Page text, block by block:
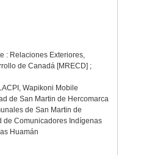
: Relaciones Exteriores,
de Canadá [MRECD] ;
Wapikoni Mobile
de San Martin de Hercomarca
de San Martin de
de Comunicadores Indígenas
Huamán